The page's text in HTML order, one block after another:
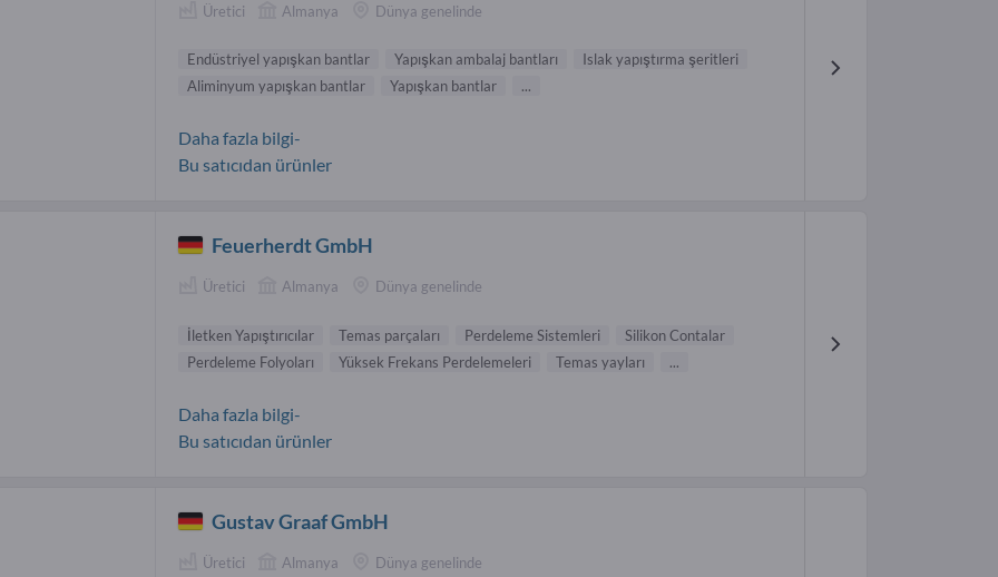
Üretici Almanya Dünya genelinde
Endüstriyel yapışkan bantlar Yapışkan ambalaj bantları
Islak yapıştırma şeritleri
Aliminyum yapışkan bantlar
Yapışkan bantlar ...
Daha fazla bilgi-
Bu satıcıdan ürünler
Feuerherdt GmbH
Üretici Almanya Dünya genelinde
İletken Yapıştırıcılar Temas parçaları Perdeleme Sistemleri
Silikon Contalar
Perdeleme Folyoları
Yüksek Frekans Perdelemeleri Temas yayları ...
Daha fazla bilgi-
Bu satıcıdan ürünler
Gustav Graaf GmbH
Üretici Almanya Dünya genelinde